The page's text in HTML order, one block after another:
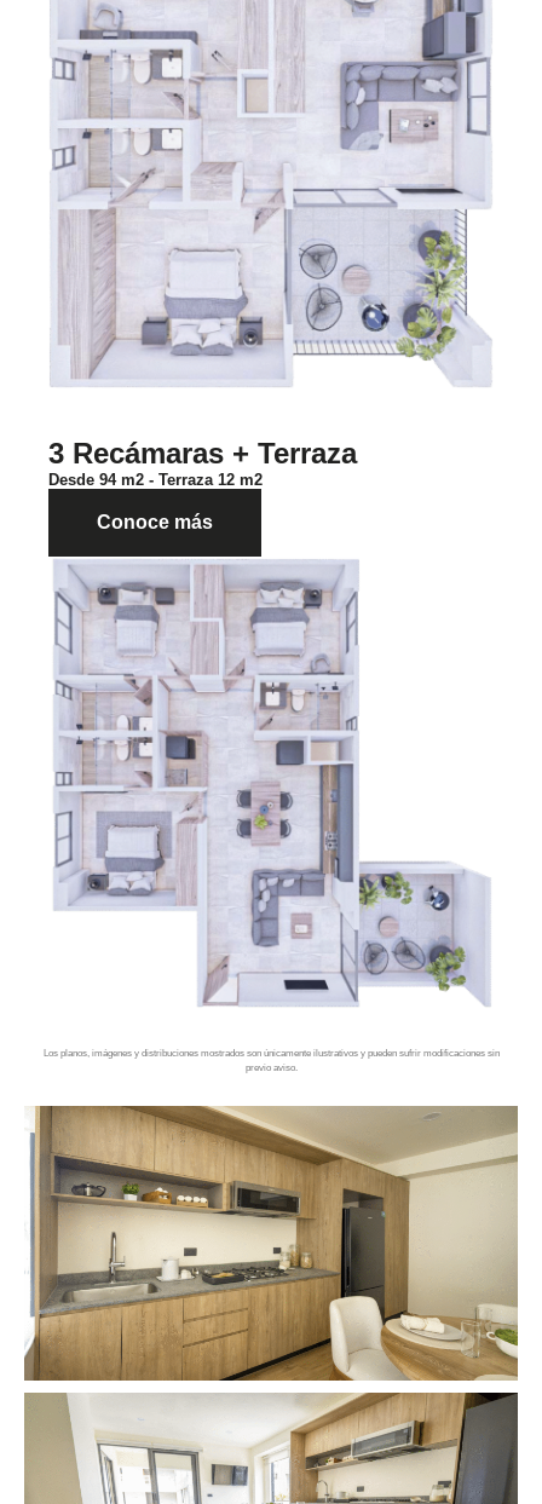
3 Recámaras + Terraza
Desde 94 m2 - Terraza 12 m2
Conoce más
Los planos, imágenes y distribuciones mostrados son únicamente ilustrativos y pueden sufrir modificaciones sin
previo aviso.